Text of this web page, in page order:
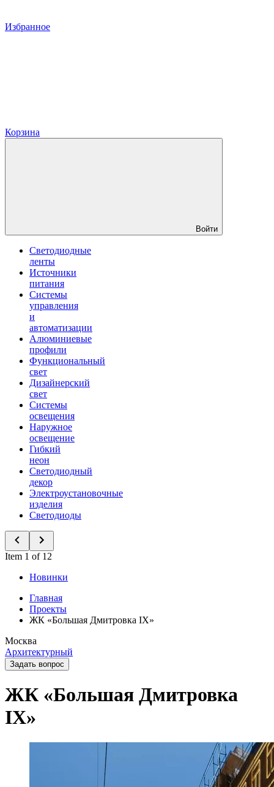
Избранное
Корзина
Войти
Светодиодные
ленты
Источники
питания
Системы
управления
и
автоматизации
Алюминиевые
профили
Функциональный
свет
Дизайнерский
свет
Системы
освещения
Наружное
освещение
Гибкий
неон
Светодиодный
декор
Электроустановочные
изделия
Светодиоды
Item 1 of 12
Новинки
Главная
Проекты
ЖК «Большая Дмитровка IX»
Москва
Архитектурный
Задать вопрос
ЖК «Большая Дмитровка
IX»